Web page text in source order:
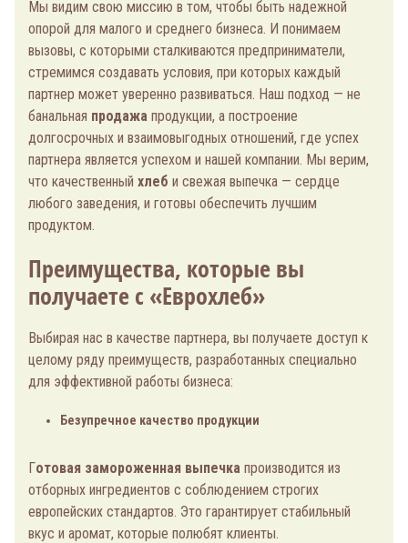
Мы видим свою миссию в том, чтобы быть надежной
опорой для малого и среднего бизнеса. И понимаем
вызовы, с которыми сталкиваются предприниматели,
стремимся создавать условия, при которых каждый
партнер может уверенно развиваться. Наш подход — не
банальная продажа продукции, а построение
долгосрочных и взаимовыгодных отношений, где успех
партнера является успехом и нашей компании. Мы верим,
что качественный хлеб и свежая выпечка — сердце
любого заведения, и готовы обеспечить лучшим
продуктом.
Преимущества, которые вы
получаете с «Еврохлеб»
Выбирая нас в качестве партнера, вы получаете доступ к
целому ряду преимуществ, разработанных специально
для эффективной работы бизнеса:
Безупречное качество продукции
Готовая замороженная выпечка производится из
отборных ингредиентов с соблюдением строгих
европейских стандартов. Это гарантирует стабильный
вкус и аромат, которые полюбят клиенты.